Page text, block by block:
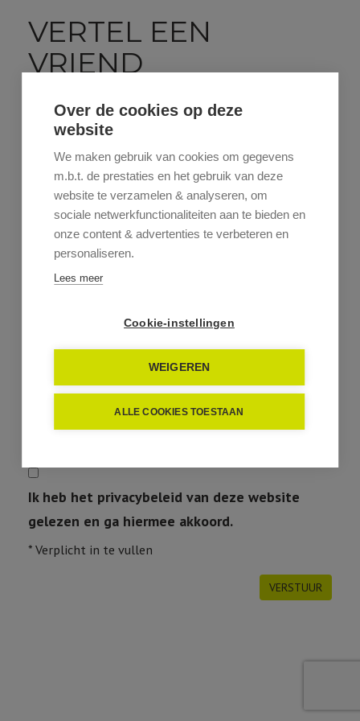
VERTEL EEN
VRIEND
Ik heb het privacybeleid van deze website
gelezen en ga hiermee akkoord.
* Verplicht in te vullen
Over de cookies op deze
website
We maken gebruik van cookies om gegevens
m.b.t. de prestaties en het gebruik van deze
website te verzamelen & analyseren, om
sociale netwerkfunctionaliteiten aan te bieden en
onze content & advertenties te verbeteren en
personaliseren.
Lees meer
Cookie-instellingen
WEIGEREN
ALLE COOKIES TOESTAAN